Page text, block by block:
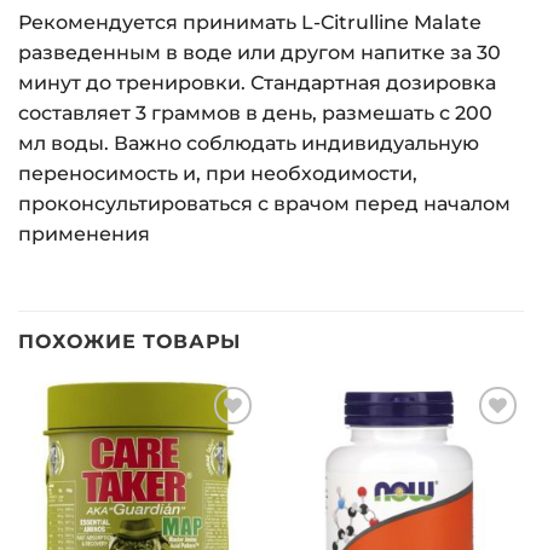
Рекомендуется принимать L-Citrulline Malate
разведенным в воде или другом напитке за 30
минут до тренировки. Стандартная дозировка
составляет 3 граммов в день, размешать с 200
мл воды. Важно соблюдать индивидуальную
переносимость и, при необходимости,
проконсультироваться с врачом перед началом
применения
ПОХОЖИЕ ТОВАРЫ
Добавить
в список
желаний
Добавить
в список